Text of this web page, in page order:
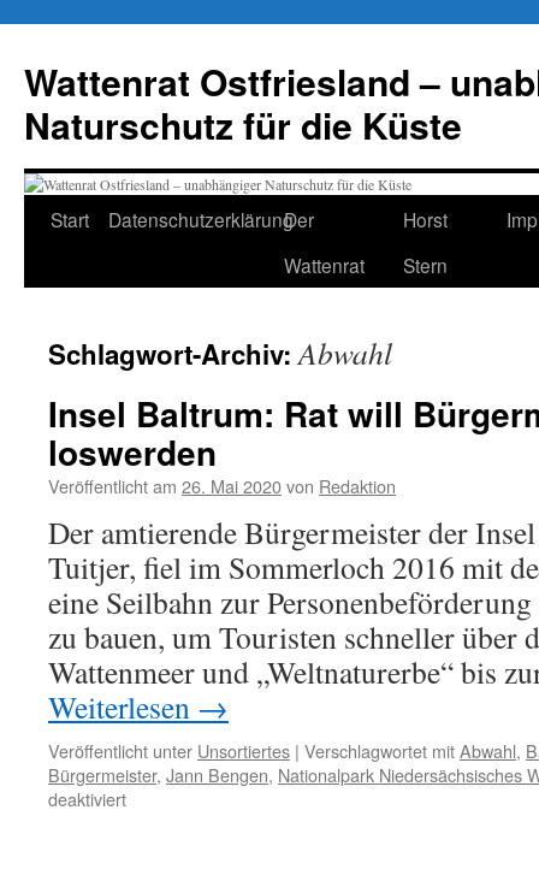
springen
Wattenrat Ostfriesland –
Naturschutz für die Küste
Start DatenschutzerklärungDer
Wattenrat
Horst
Stern
Schlagwort-Archiv:Abwahl
Insel Baltrum: Rat will
loswerden
Veröffentlicht am 26. Mai 2020von Redaktion
Der amtierende Bürgermeister der
Tuitjer, fiel im Sommerloch 2016 mit
eine Seilbahn zur
zu bauen, um Touristen schneller über
Wattenmeer und „Weltnaturerbe“ bis
Weiterlesen →
Veröffentlicht unter Unsortiertes | Verschlagwortet mitAbwahl,
Bürgermeister, Jann Bengen, Nationalpark Niedersächsisches
deaktiviertfür